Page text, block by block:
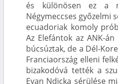
és különösen ez a
Négymeccses győzelmi
ecuadoriak komoly
Az Elefántok az ANK-
búcsúztak, de a Dél-
Franciaország elleni
bizakodóvá tették a
Evan Ndicka sérülése